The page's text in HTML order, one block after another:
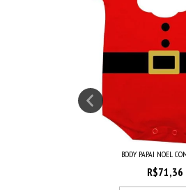
BODY PAPAI NOEL
R$71,36